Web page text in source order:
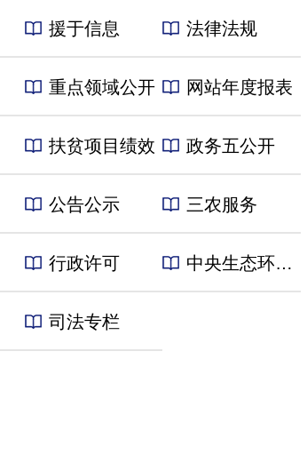
援于信息 法律法规
重点领域公开 网站年度报表
扶贫项目绩效 政务五公开
公告公示 三农服务
行政许可 中央生态环境保护督察进行时
司法专栏